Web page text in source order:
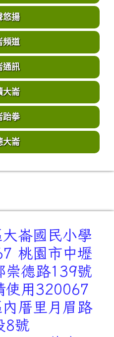
悠揚
頻道
通訊
大崙
跆拳
大崙
崙國民小學
桃園市中壢
崇德路139號
使用320067
厝里月眉路
8號